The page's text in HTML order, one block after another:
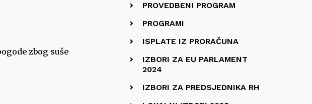
zbog suše
PROVEDBENI PROGRAM
PROGRAMI
ISPLATE IZ PRORAČUNA
IZBORI ZA EU PARLAMENT
2024
IZBORI ZA PREDSJEDNIKA RH